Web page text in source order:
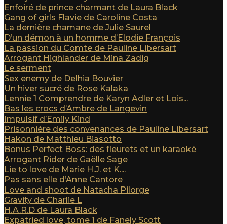
Enfoiré de prince charmant de Laura Black
Gang of girls Flavie de Caroline Costa
La dernière chamane de Julie Saurel
D’un démon à un homme d’Elodie François
La passion du Comte de Pauline Libersart
Arrogant Highlander de Mina Zadig
Le serment
Sex enemy de Delhia Bouvier
Un hiver sucré de Rose Kalaka
Lennie 1 Comprendre de Karyn Adler et Lois...
Bas les crocs d’Ambre de Langevin
Impulsif d’Emily Kind
Prisonnière des convenances de Pauline Libersart
Hakon de Matthieu Biasotto
Bonus Perfect Boss: des fleurets et un karaoké
Arrogant Rider de Gaëlle Sage
Lie to love de Marie H.J. et K....
Pas sans elle d’Anne Cantore
Love and shoot de Natacha Pilorge
Gravity de Charlie L
H.A.R.D de Laura Black
Expatried love, tome 1 de Fanely Scott